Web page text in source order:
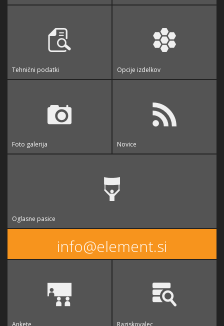
Tehnični podatki Opcije izdelkov
Foto galerija Novice
Oglasne pasice
info@element.si
Ankete Raziskovalec